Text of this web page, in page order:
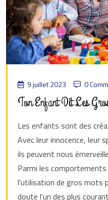
9 juillet 2023 0
Ton Enfant Dit Les
Les enfants sont des
Avec leur innocence, leur
ils peuvent nous
Parmi les
l'utilisation de gros mots
doute l'un des plus